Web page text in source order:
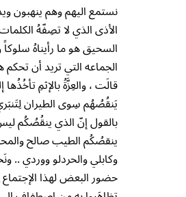
نستمع اليهم وهم ينهبون
الأذى الذي لا تصِفّهُ
السحيق هو ما رأيناهُ
الجماعه التي تريد أن
قالَت ، والعِزَّةُ بالإثمِ تأخُذُها
يَنقُصُهُم سِوى الطيران
بالقول إنّ الذي ينقُصُكُم
ينقصُكُم الطيب صالح
وكابلي والحردلو ووردي ..
حضور البعض لهذا الإجتماع